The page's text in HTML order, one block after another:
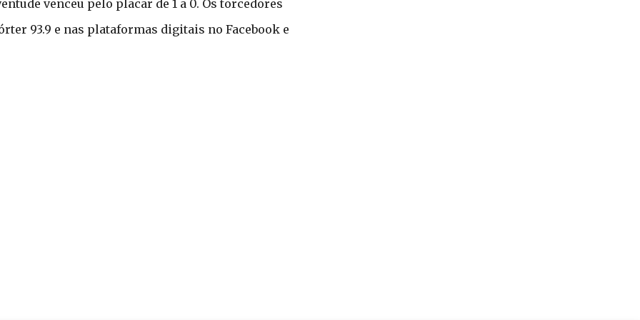
venceu pelo placar de 1 a 0. Os torcedores
93.9 e nas plataformas digitais no Facebook e